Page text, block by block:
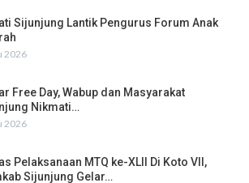
Sijunjung Lantik Pengurus Forum Anak
2026
Free Day, Wabup dan Masyarakat
Nikmati…
2026
Pelaksanaan MTQ ke-XLII Di Koto VII,
Sijunjung Gelar…